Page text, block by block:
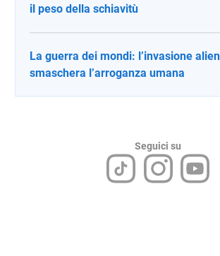
il peso della schiavitù
La guerra dei mondi: l’invasione
smaschera l’arroganza umana
Seguici su